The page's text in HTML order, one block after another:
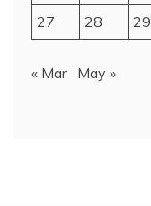
27
28 29
« Mar May »